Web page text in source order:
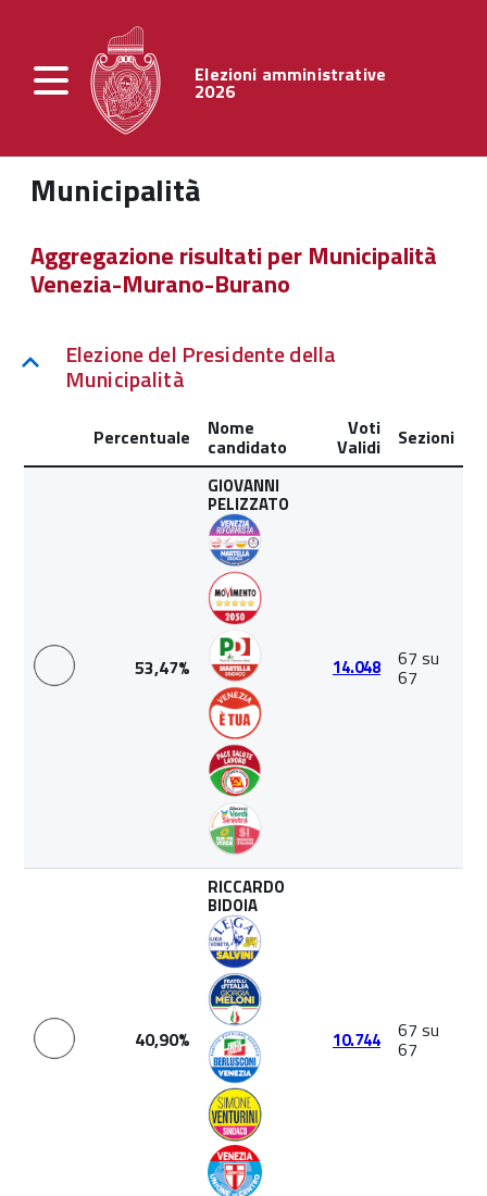
Elezioni amministrative
2026
Municipalità
Aggregazione risultati per Municipalità
Venezia-Murano-Burano
Elezione del Presidente della
Municipalità
Percentuale Nome
candidato
Voti
Validi Sezioni
53,47%
GIOVANNI
PELIZZATO
14.048 67 su
67
40,90%
RICCARDO
BIDOIA
10.744 67 su
67